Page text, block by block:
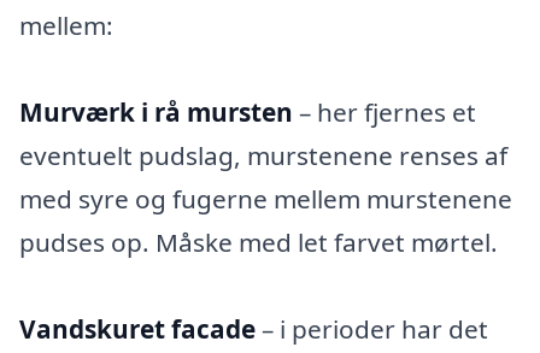
mellem:
Murværk i rå mursten – her fjernes et
eventuelt pudslag, murstenene renses af
med syre og fugerne mellem murstenene
pudses op. Måske med let farvet mørtel.
Vandskuret facade– i perioder har det